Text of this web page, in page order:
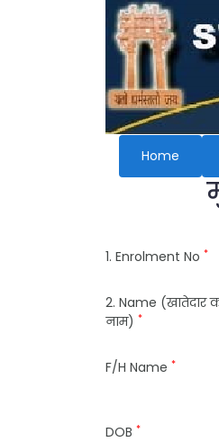
Home
1. Enrolment No *
2. Name (खातेदार
नाम) *
F/H Name *
DOB *